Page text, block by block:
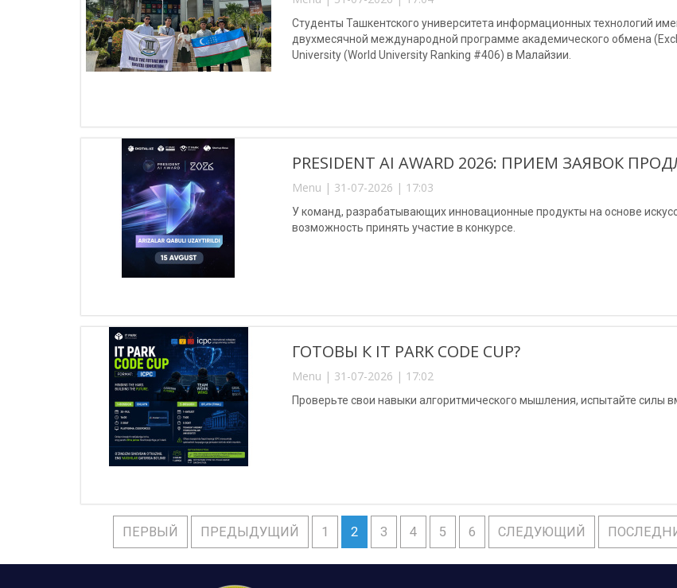
Студенты Ташкентского университета информационных технологий
двухмесячной международной программе академического обмена
University (World University Ranking #406) в Малайзии.
PRESIDENT AI AWARD 2026: ПРИЕМ ЗАЯВОК
Menu | 31-07-2026 | 17:03
У команд, разрабатывающих инновационные продукты на основе
возможность принять участие в конкурсе.
ГОТОВЫ К IT PARK CODE CUP?
Menu | 31-07-2026 | 17:02
Проверьте свои навыки алгоритмического мышления, испытайте силы
ПЕРВЫЙ ПРЕДЫДУЩИЙ 1 2 3 4 5 6 СЛЕДУЮЩИЙ